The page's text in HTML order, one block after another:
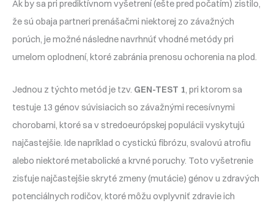
Ak by sa pri prediktívnom vyšetrení (ešte pred počatím) zistilo,
že sú obaja partneri prenášačmi niektorej zo závažných
porúch, je možné následne navrhnúť vhodné metódy pri
umelom oplodnení, ktoré zabránia prenosu ochorenia na plod.
Jednou z týchto metód je tzv. GEN-TEST 1, pri ktorom sa
testuje 13 génov súvisiacich so závažnými recesívnymi
chorobami, ktoré sa v stredoeurópskej populácii vyskytujú
najčastejšie. Ide napríklad o cystickú fibrózu, svalovú atrofiu
alebo niektoré metabolické a krvné poruchy. Toto vyšetrenie
zisťuje najčastejšie skryté zmeny (mutácie) génov u zdravých
potenciálnych rodičov, ktoré môžu ovplyvniť zdravie ich